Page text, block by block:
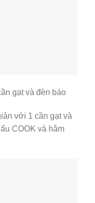
gạt và đèn báo
với 1 cần gạt và
COOK và hâm